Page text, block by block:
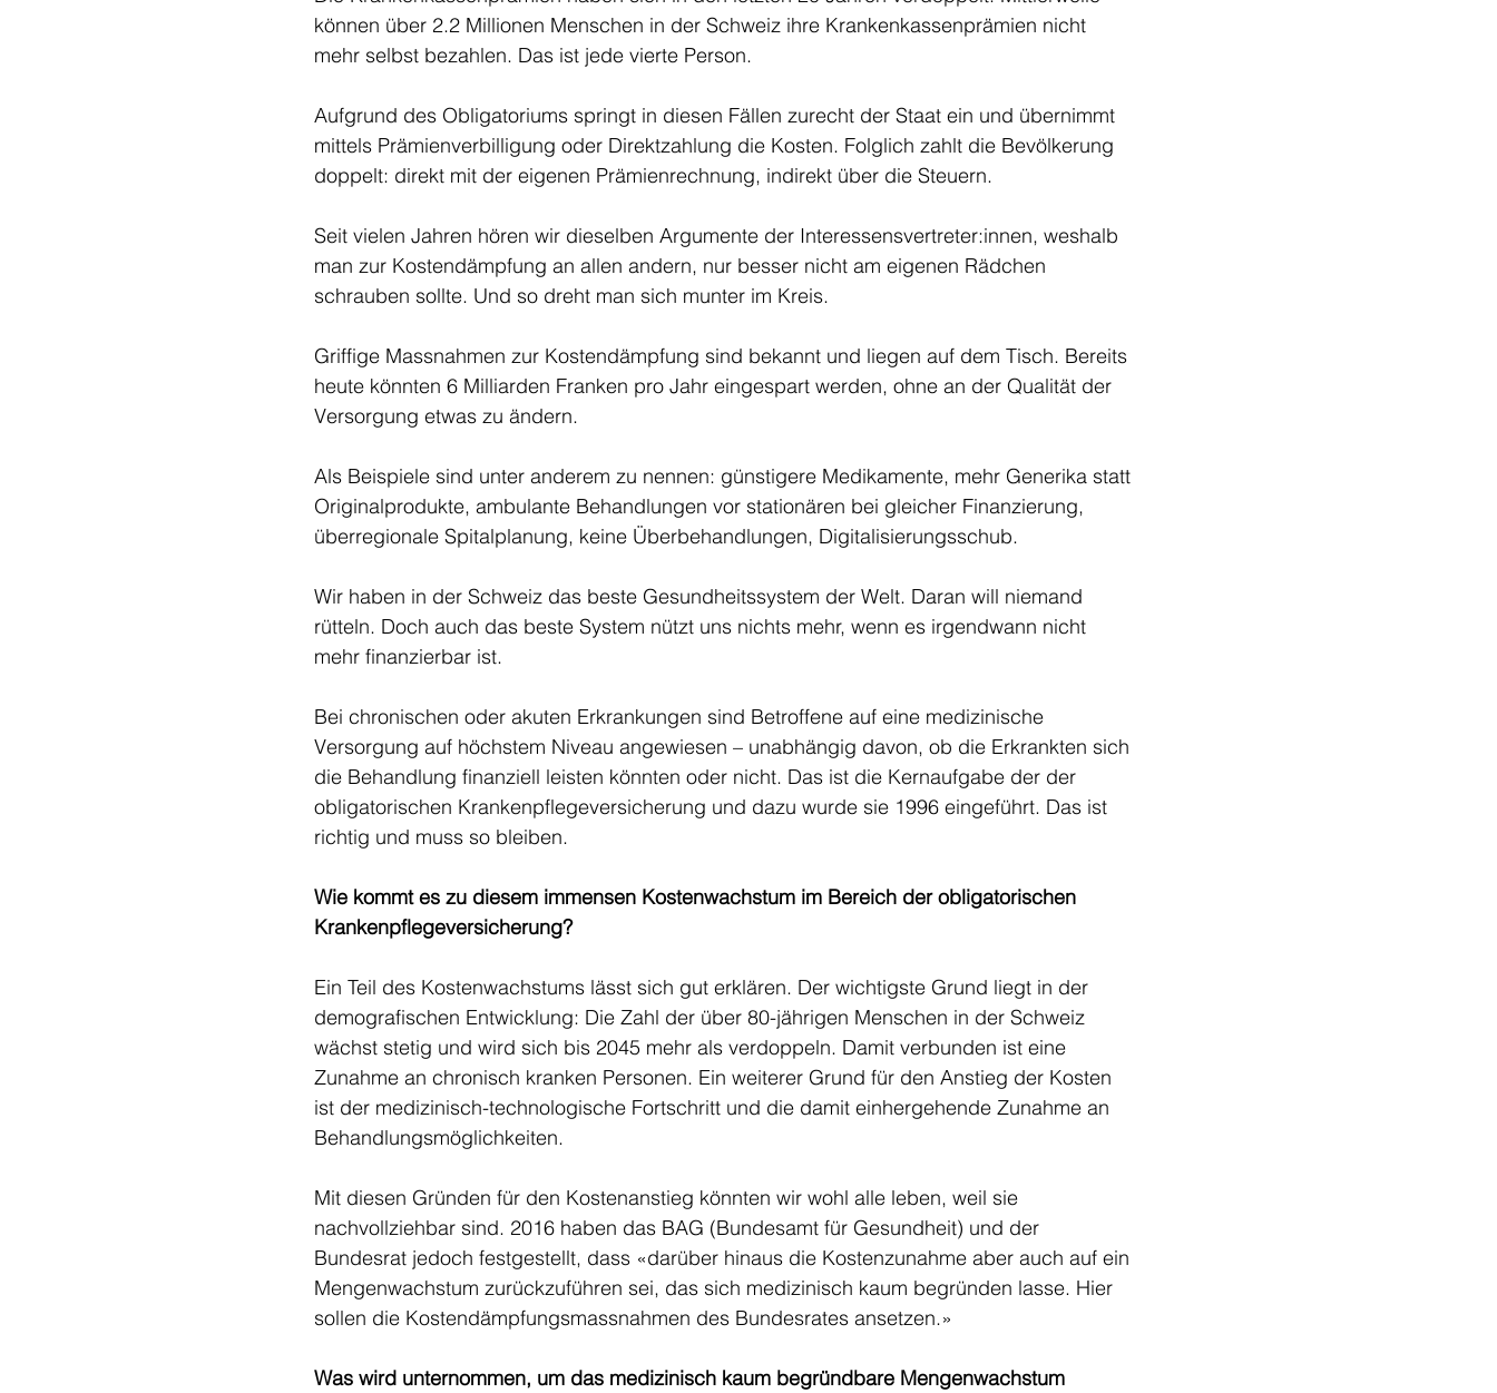
können über 2.2 Millionen Menschen in der Schweiz ihre Krankenkassenprämien nicht
mehr selbst bezahlen. Das ist jede vierte Person.
Aufgrund des Obligatoriums springt in diesen Fällen zurecht der Staat ein und übernimmt
mittels Prämienverbilligung oder Direktzahlung die Kosten. Folglich zahlt die Bevölkerung
doppelt: direkt mit der eigenen Prämienrechnung, indirekt über die Steuern.
Seit vielen Jahren hören wir dieselben Argumente der Interessensvertreter:innen, weshalb
man zur Kostendämpfung an allen andern, nur besser nicht am eigenen Rädchen
schrauben sollte. Und so dreht man sich munter im Kreis.
Griffige Massnahmen zur Kostendämpfung sind bekannt und liegen auf dem Tisch. Bereits
heute könnten 6 Milliarden Franken pro Jahr eingespart werden, ohne an der Qualität der
Versorgung etwas zu ändern.
Als Beispiele sind unter anderem zu nennen: günstigere Medikamente, mehr Generika statt
Originalprodukte, ambulante Behandlungen vor stationären bei gleicher Finanzierung,
überregionale Spitalplanung, keine Überbehandlungen, Digitalisierungsschub.
Wir haben in der Schweiz das beste Gesundheitssystem der Welt. Daran will niemand
rütteln. Doch auch das beste System nützt uns nichts mehr, wenn es irgendwann nicht
mehr finanzierbar ist.
Bei chronischen oder akuten Erkrankungen sind Betroffene auf eine medizinische
Versorgung auf höchstem Niveau angewiesen – unabhängig davon, ob die Erkrankten sich
die Behandlung finanziell leisten könnten oder nicht. Das ist die Kernaufgabe der der
obligatorischen Krankenpflegeversicherung und dazu wurde sie 1996 eingeführt. Das ist
richtig und muss so bleiben.
Wie kommt es zu diesem immensen Kostenwachstum im Bereich der obligatorischen
Krankenpflegeversicherung?
Ein Teil des Kostenwachstums lässt sich gut erklären. Der wichtigste Grund liegt in der
demografischen Entwicklung: Die Zahl der über 80-jährigen Menschen in der Schweiz
wächst stetig und wird sich bis 2045 mehr als verdoppeln. Damit verbunden ist eine
Zunahme an chronisch kranken Personen. Ein weiterer Grund für den Anstieg der Kosten
ist der medizinisch-technologische Fortschritt und die damit einhergehende Zunahme an
Behandlungsmöglichkeiten.
Mit diesen Gründen für den Kostenanstieg könnten wir wohl alle leben, weil sie
nachvollziehbar sind. 2016 haben das BAG (Bundesamt für Gesundheit) und der
Bundesrat jedoch festgestellt, dass «darüber hinaus die Kostenzunahme aber auch auf ein
Mengenwachstum zurückzuführen sei, das sich medizinisch kaum begründen lasse. Hier
sollen die Kostendämpfungsmassnahmen des Bundesrates ansetzen.»
Was wird unternommen, um das medizinisch kaum begründbare Mengenwachstum